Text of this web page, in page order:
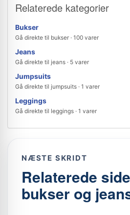
Relaterede kategorier
Bukser
Gå direkte til bukser · 100 varer
Jeans
Gå direkte til jeans · 5 varer
Jumpsuits
Gå direkte til jumpsuits · 1 varer
Leggings
Gå direkte til leggings · 1 varer
NÆSTE SKRIDT
Relaterede
bukser og